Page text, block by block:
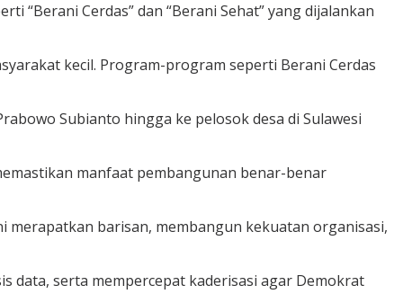
“Berani Cerdas” dan “Berani Sehat” yang dijalankan
kecil. Program-program seperti Berani Cerdas
Subianto hingga ke pelosok desa di Sulawesi
manfaat pembangunan benar-benar
merapatkan barisan, membangun kekuatan organisasi,
data, serta mempercepat kaderisasi agar Demokrat